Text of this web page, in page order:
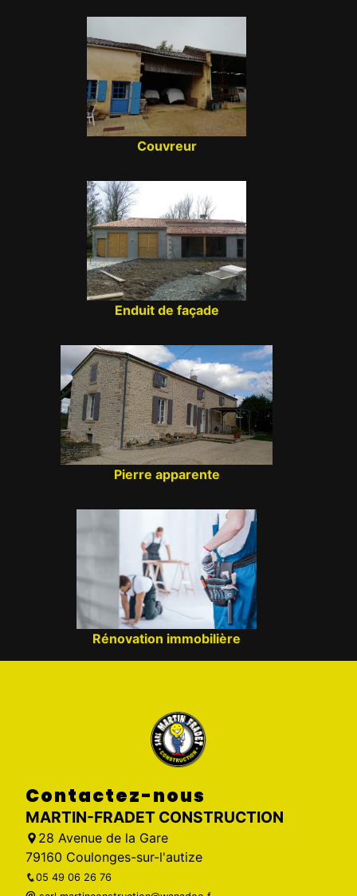
Couvreur
Enduit de façade
Pierre apparente
Rénovation immobilière
Contactez-nous
MARTIN-FRADET CONSTRUCTION
28 Avenue de la Gare
79160 Coulonges-sur-l'autize
05 49 06 26 76